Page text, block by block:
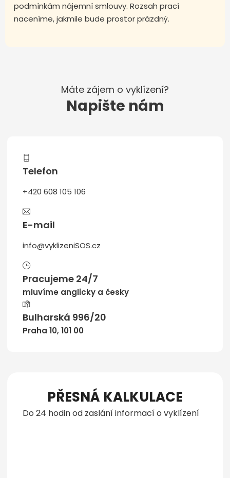
podmínkám nájemní smlouvy. Rozsah prací
naceníme, jakmile bude prostor prázdný.
Máte zájem o vyklízení?
Napište nám
Telefon
+420 608 105 106
E-mail
info@vyklizeniSOS.cz
Pracujeme 24/7
mluvíme anglicky a česky
Bulharská 996/20
Praha 10, 101 00
PŘESNÁ KALKULACE
Do 24 hodin od zaslání informací o vyklízení